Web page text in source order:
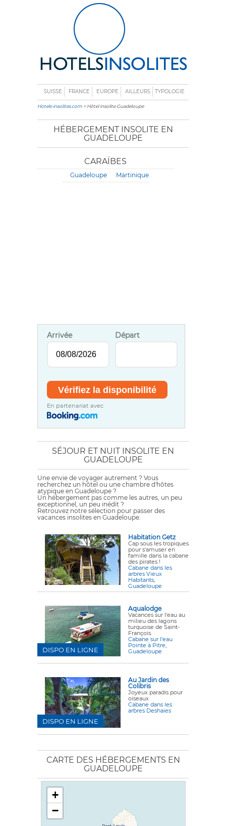
SUISSE FRANCE EUROPE AILLEURS TYPOLOGIE
Hotels-insolites.com > Hôtel insolite Guadeloupe
HÉBERGEMENT INSOLITE EN
GUADELOUPE
CARAÏBES
Guadeloupe Martinique
Arrivée Départ
En partenariat avec
SÉJOUR ET NUIT INSOLITE EN
GUADELOUPE
Une envie de voyager autrement ? Vous
recherchez un hôtel ou une chambre d'hôtes
atypique en Guadeloupe ?
Un hébergement pas comme les autres, un peu
exceptionnel, un peu inédit ?
Retrouvez notre sélection pour passer des
vacances insolites en Guadeloupe.
Habitation Getz
Cap sous les tropiques
pour s'amuser en
famille dans la cabane
des pirates !
Cabane dans les
arbres Vieux
Habitants,
Guadeloupe
Aqualodge
Vacances sur l’eau au
milieu des lagons
turquoise de Saint-
François.
Cabane sur l'eau
Pointe à Pitre,
Guadeloupe
DISPO EN LIGNE
Au Jardin des
Colibris
Joyeux paradis pour
oiseaux
Cabane dans les
arbres Deshaies
DISPO EN LIGNE
CARTE DES HÉBERGEMENTS EN
GUADELOUPE
+
−